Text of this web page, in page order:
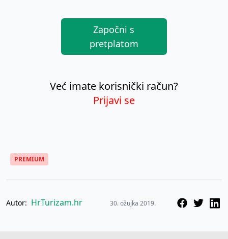
Započni s
pretplatom
Već imate korisnički račun?
Prijavi se
PREMIUM
Autor: HrTurizam.hr 30. ožujka 2019.